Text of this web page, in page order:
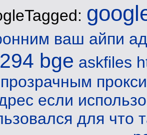
ваш айпи
bge askfiles
прокси
если
для что